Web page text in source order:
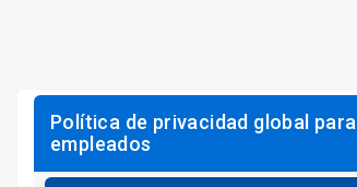
Política de privacidad global para
empleados